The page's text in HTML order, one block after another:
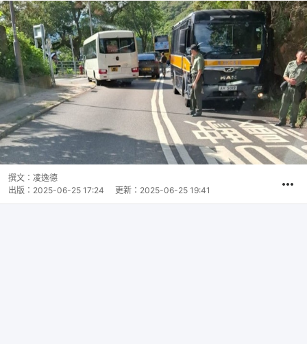
撰文： 凌逸德
出版： 2025-06-25 17:24 更新： 2025-06-25 19:41